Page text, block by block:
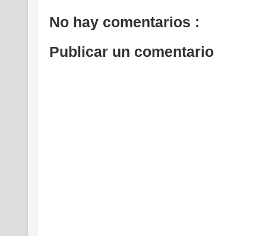
No hay comentarios :
Publicar un comentario